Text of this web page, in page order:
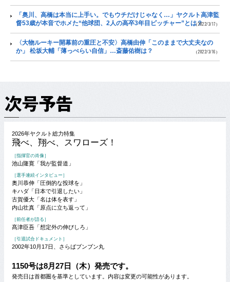
「奥川、高橋は本当に上手い。でもウチだけじゃなく…」ヤクルト高津監
督53歳が本音でホメた“他球団、2人の高卒3年目ピッチャー”とは？（2022/3/17）
〈大物ルーキー開幕前の重圧と不安〉高橋由伸「このままで大丈夫なの
か」 松坂大輔「薄っぺらい自信」…斎藤佑樹は？
（2022/3/16）
2026年ヤクルト総力特集
飛べ、翔べ、スワローズ！
［指揮官の肖像］
池山隆寛「我が監督道」
［選手連続インタビュー］
奥川恭伸「圧倒的な投球を」
キハダ「日本で引退したい」
古賀優大「名は体を表す」
内山壮真「原点に立ち返って」
［前任者が語る］
髙津臣吾「想定外の伸びしろ」
［引退試合ドキュメント］
2002年10月17日、さらばブンブン丸
1150号は8月27日（木）発売です。
発売日は首都圏を基準としています。内容は変更の可能性があります。